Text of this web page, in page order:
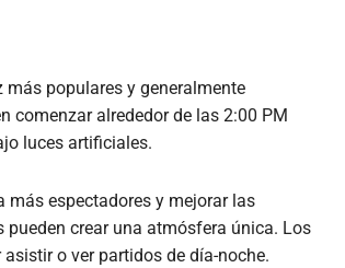
más populares y generalmente
comenzar alrededor de las 2:00 PM
luces artificiales.
más espectadores y mejorar las
crear una atmósfera única. Los
o ver partidos de día-noche.